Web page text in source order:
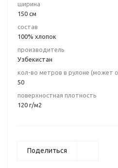
ширина
150 см
состав
100% хлопок
производитель
Узбекистан
кол-во метров в рулоне (может
50
поверхностная плотность
120 г/м2
Поделиться